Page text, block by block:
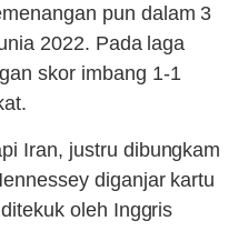
pun dalam 3
2022. Pada laga
skor imbang 1-1
Iran, justru dibungkam
diganjar kartu
oleh Inggris